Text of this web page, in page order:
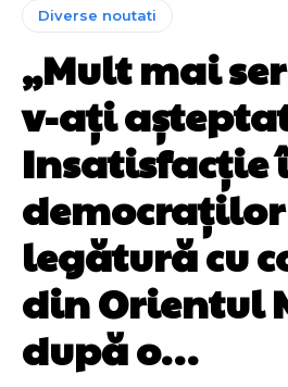
Diverse noutati
„Mult mai
v-ați
Insatisfacție
legătură cu
din Orientul
după o…